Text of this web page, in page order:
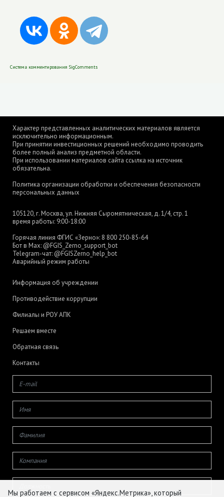
Система комментирования SigComments
Характер представленных аналитических материалов является
исключительно информационным.
При принятии инвестиционных решений необходимо проводить
более полный анализ предметной области.
При использовании материалов сайта ссылка на источник
обязательна.
Политика организации обработки и обеспечения безопасности
персональных данных
105120, г. Москва, ул. Нижняя Сыромятническая, д. 1/4, стр. 1
время работы: 9:00-18:00
Горячая линия ФГИС «Зерно»: 8 800 250-85-64
Бот в Max: @FGIS_Zerno_support_bot
Telegram-чат: @FGISZerno_help_bot
Аварийный режим работы
Информация об учреждении
Противодействие коррупции
Филиалы и РОУ АПК
Решаем вместе
Обратная связь
Контакты
Мы работаем с сервисом «Яндекс.Метрика», который